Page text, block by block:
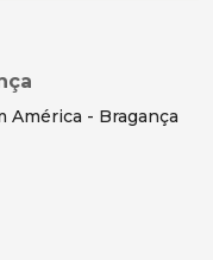
América - Bragança